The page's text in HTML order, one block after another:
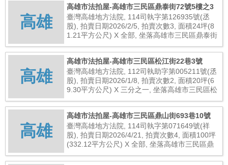
高雄
高雄市法拍屋-高雄市三民區鼎泰街72號5樓之3
臺灣高雄地方法院, 114司執字第126935號(丞
股), 拍賣日期2026/2/5, 拍賣次數3, 面積24坪(8
1.21平方公尺) X 全部, 坐落高雄市三民區鼎泰街
高雄
高雄市法拍屋-高雄市三民區松江街22巷3號
臺灣高雄地方法院, 112司執助字第005211號(丞
股), 拍賣日期2026/1/8, 拍賣次數2, 面積20坪(6
9.30平方公尺) X 三分之一, 坐落高雄市三民區松
高雄
高雄市法拍屋-高雄市三民區鼎山街693巷10號
臺灣高雄地方法院, 114司執字第071649號(祥
股), 拍賣日期2026/4/21, 拍賣次數4, 面積100坪
(332.12平方公尺) X 全部, 坐落高雄市三民區鼎